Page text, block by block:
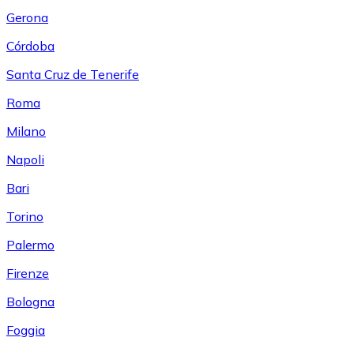
Gerona
Córdoba
Santa Cruz de Tenerife
Roma
Milano
Napoli
Bari
Torino
Palermo
Firenze
Bologna
Foggia